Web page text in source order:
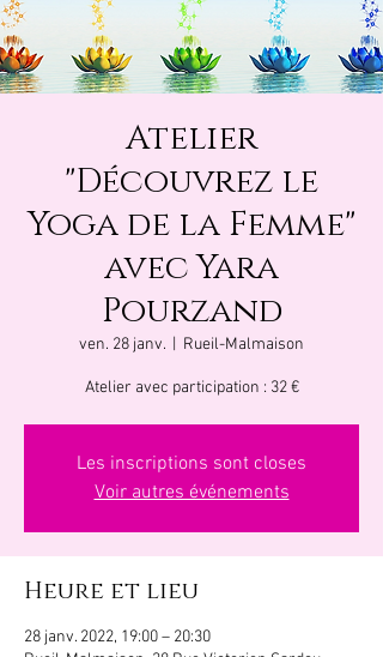
Atelier
"Découvrez le
Yoga de la Femme"
avec Yara
Pourzand
ven. 28 janv. Rueil-Malmaison
Atelier avec participation : 32 €
Les inscriptions sont closes
Voir autres événements
Heure et lieu
28 janv. 2022, 19:00 – 20:30